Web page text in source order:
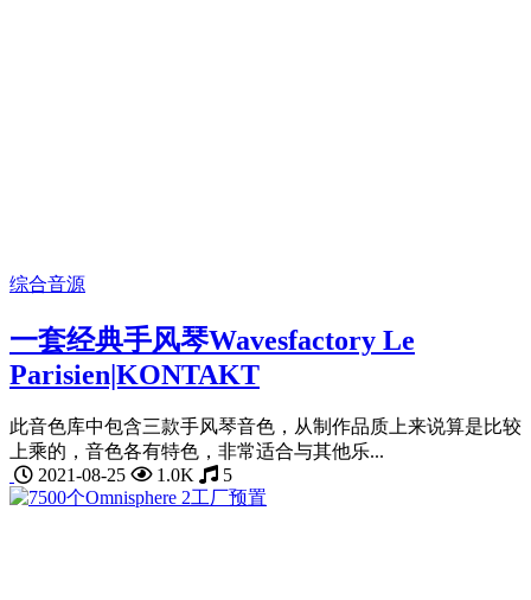
综合音源
一套经典手风琴Wavesfactory Le
Parisien|KONTAKT
此音色库中包含三款手风琴音色，从制作品质上来说算是比较
上乘的，音色各有特色，非常适合与其他乐...
2021-08-25
1.0K 5